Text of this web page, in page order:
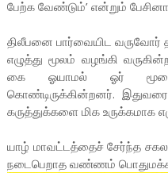
பேற்க வேண்டும்’ என்றும்
திலீபனை பார்வையிட வருவோர்
எழுத்து மூலம் வழங்கி
கை ஓயாமல் ஓர்
கொண்டிருக்கின்றனர்.
கருத்துக்களை மிக உருக்கமாக
யாழ் மாவட்டத்தைச் சேர்ந்த
நடைபெறாத வண்ணம்